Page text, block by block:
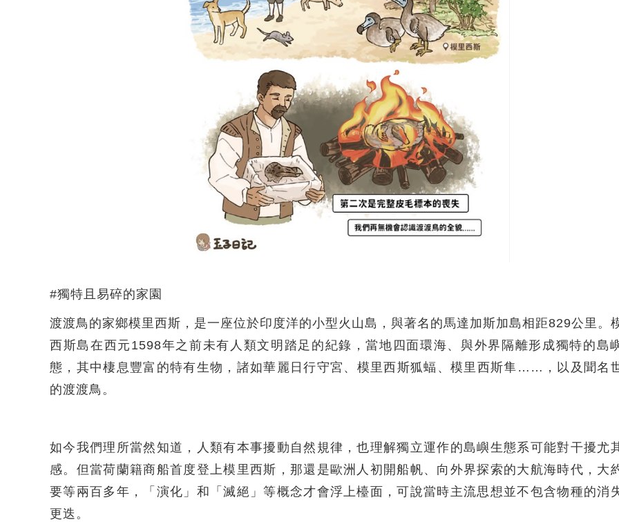
#獨特且易碎的家園
渡渡鳥的家鄉模里西斯，是一座位於印度洋的小型火山島，與著名的馬達加斯加島相距829公里。
西斯島在西元1598年之前未有人類文明踏足的紀錄，當地四面環海、與外界隔離形成獨特的島
態，其中棲息豐富的特有生物，諸如華麗日行守宮、模里西斯狐蝠、模里西斯隼……，以及聞名
的渡渡鳥。
如今我們理所當然知道，人類有本事擾動自然規律，也理解獨立運作的島嶼生態系可能對干擾尤
感。但當荷蘭籍商船首度登上模里西斯，那還是歐洲人初開船帆、向外界探索的大航海時代，大
要等兩百多年，「演化」和「滅絕」等概念才會浮上檯面，可說當時主流思想並不包含物種的消
更迭。